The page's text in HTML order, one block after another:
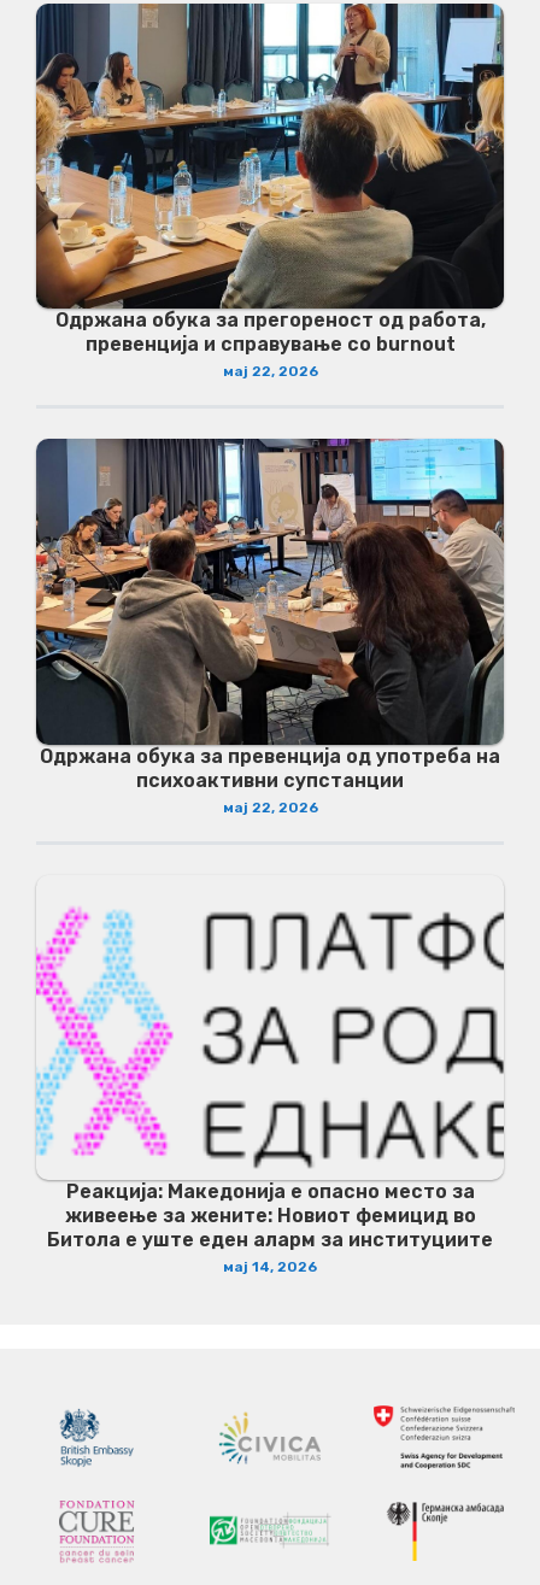
Одржана обука за прегореност од работа,
превенција и справување со burnout
мај 22, 2026
Одржана обука за превенција од употреба на
психоактивни супстанции
мај 22, 2026
Реакција: Македонија е опасно место за
живеење за жените: Новиот фемицид во
Битола е уште еден аларм за институциите
мај 14, 2026